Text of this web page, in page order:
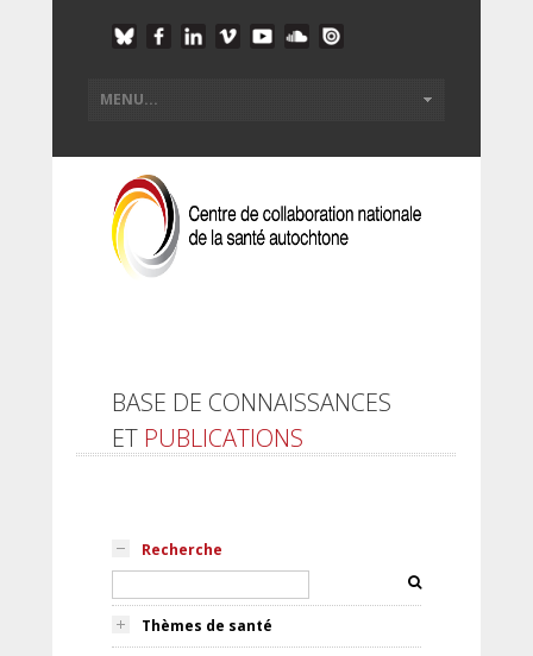
BASE DE CONNAISSANCES
ET PUBLICATIONS
Recherche
Thèmes de santé